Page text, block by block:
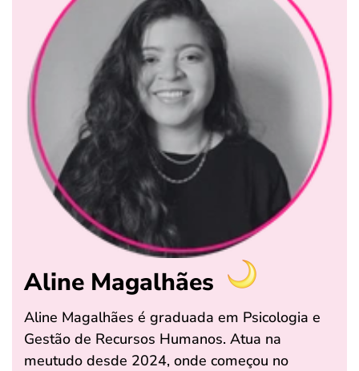
Aline Magalhães
Aline Magalhães é graduada em Psicologia e
Gestão de Recursos Humanos. Atua na
meutudo desde 2024, onde começou no